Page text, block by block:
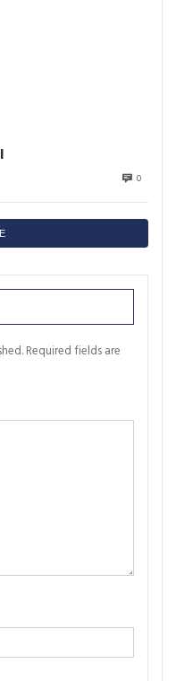
0
Required fields are